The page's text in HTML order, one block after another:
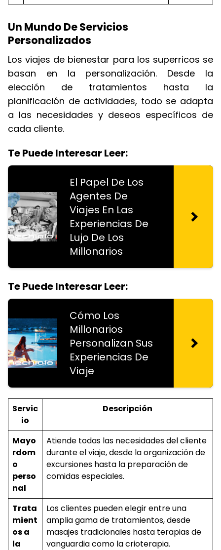
Un Mundo De Servicios
Personalizados
Los viajes de bienestar para los superricos se
basan en la personalización. Desde la
elección de tratamientos hasta la
planificación de actividades, todo se adapta
a las necesidades y deseos específicos de
cada cliente.
Te Puede Interesar Leer:
El Papel De Los
Agentes De
Viajes En Las
Experiencias De
Lujo De Los
Millonarios
Te Puede Interesar Leer:
Cómo Los
Millonarios
Personalizan Sus
Experiencias De
Viaje
Servic
io
Descripción
Mayo
rdom
o
perso
nal
Atiende todas las necesidades del cliente
durante el viaje, desde la organización de
excursiones hasta la preparación de
comidas especiales.
Trata
mient
os a
la
Los clientes pueden elegir entre una
amplia gama de tratamientos, desde
masajes tradicionales hasta terapias de
vanguardia como la crioterapia.